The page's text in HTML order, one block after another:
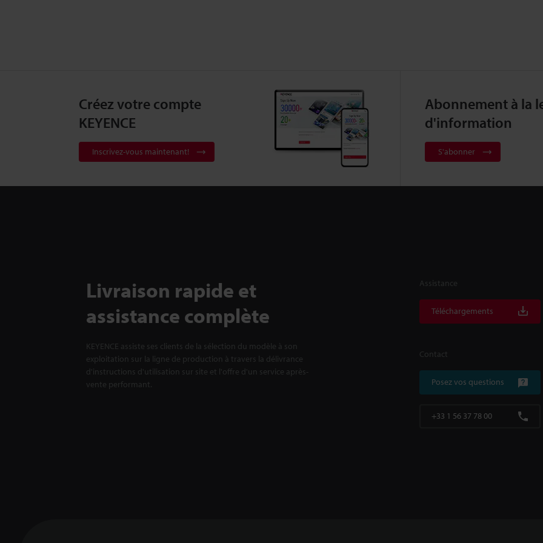
Créez votre compte
KEYENCE
Inscrivez-vous maintenant!
Abonnement à la
d'information
S'abonner
Livraison rapide et
assistance complète
KEYENCE assiste ses clients de la sélection du modèle à son
exploitation sur la ligne de production à travers la délivrance
d'instructions d'utilisation sur site et l'offre d'un service après-
vente performant.
Assistance
Téléchargements
Contact
Posez vos questions
+33 1 56 37 78 00